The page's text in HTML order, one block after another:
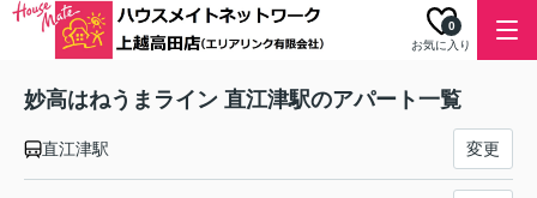
お気に入り
0
妙高はねうまライン 直江津駅のアパート一覧
直江津駅 変更